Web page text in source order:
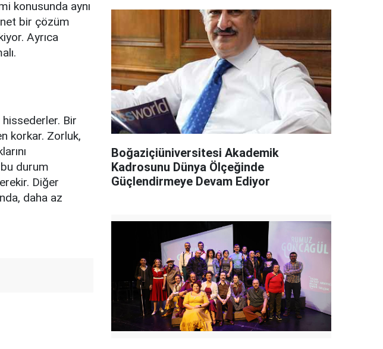
konusunda aynı
net bir çözüm
Ayrıca
Bir
korkar. Zorluk,
durum
Diğer
daha az
Boğaziçiüniversitesi Akademik
Kadrosunu Dünya Ölçeğinde
Güçlendirmeye Devam Ediyor